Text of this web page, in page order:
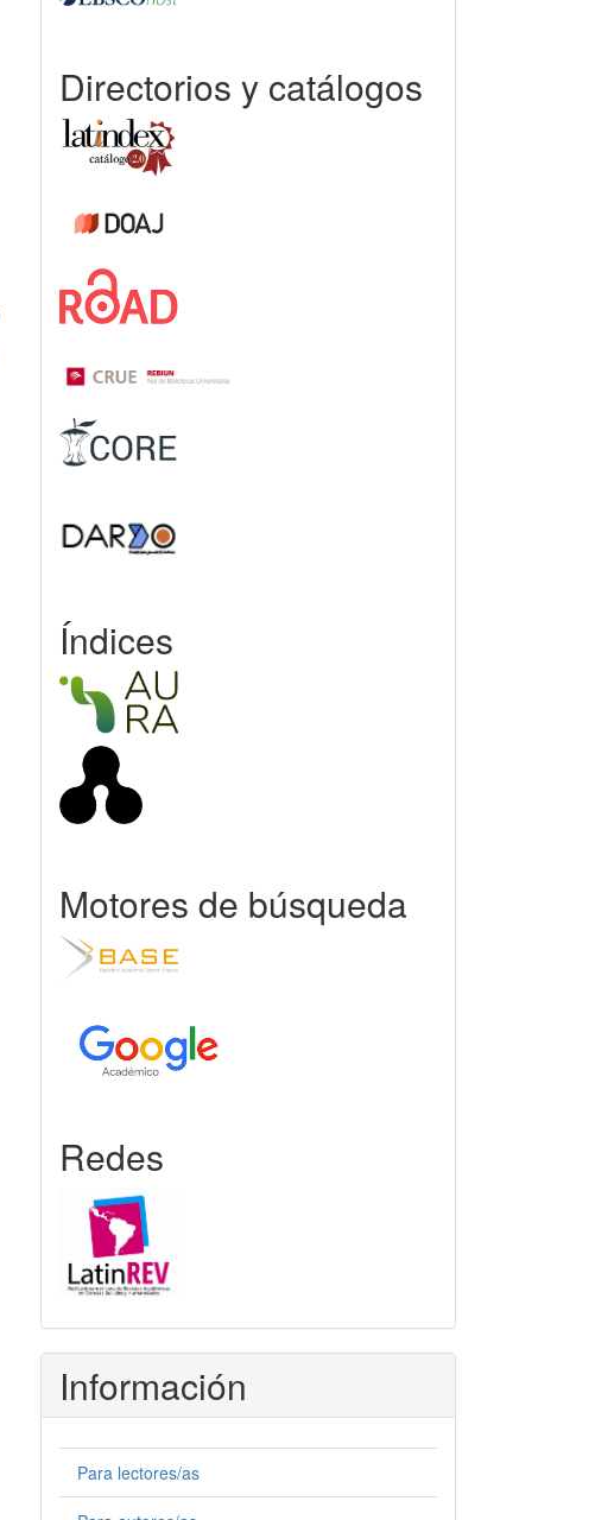
Directorios y catálogos
Índices
Motores de búsqueda
Redes
Información
Para lectores/as